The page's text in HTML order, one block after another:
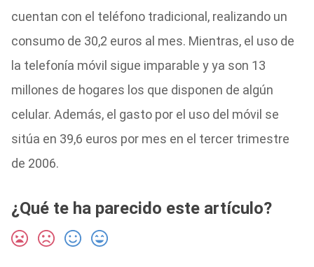
cuentan con el teléfono tradicional, realizando un
consumo de 30,2 euros al mes. Mientras, el uso de
la telefonía móvil sigue imparable y ya son 13
millones de hogares los que disponen de algún
celular. Además, el gasto por el uso del móvil se
sitúa en 39,6 euros por mes en el tercer trimestre
de 2006.
¿Qué te ha parecido este artículo?